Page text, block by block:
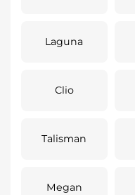
Laguna
Clio
Talisman
Megan